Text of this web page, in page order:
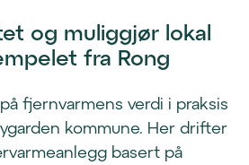
og muliggjør lokal
fra Rong
fjernvarmens verdi i praksis
kommune. Her drifter
basert på